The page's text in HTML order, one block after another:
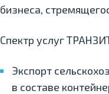
бизнеса,
Спектр услуг
Экспорт
в составе